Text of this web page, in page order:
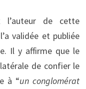
l’auteur de cette
validée et publiée
Il y affirme que le
de confier le
à “un conglomérat